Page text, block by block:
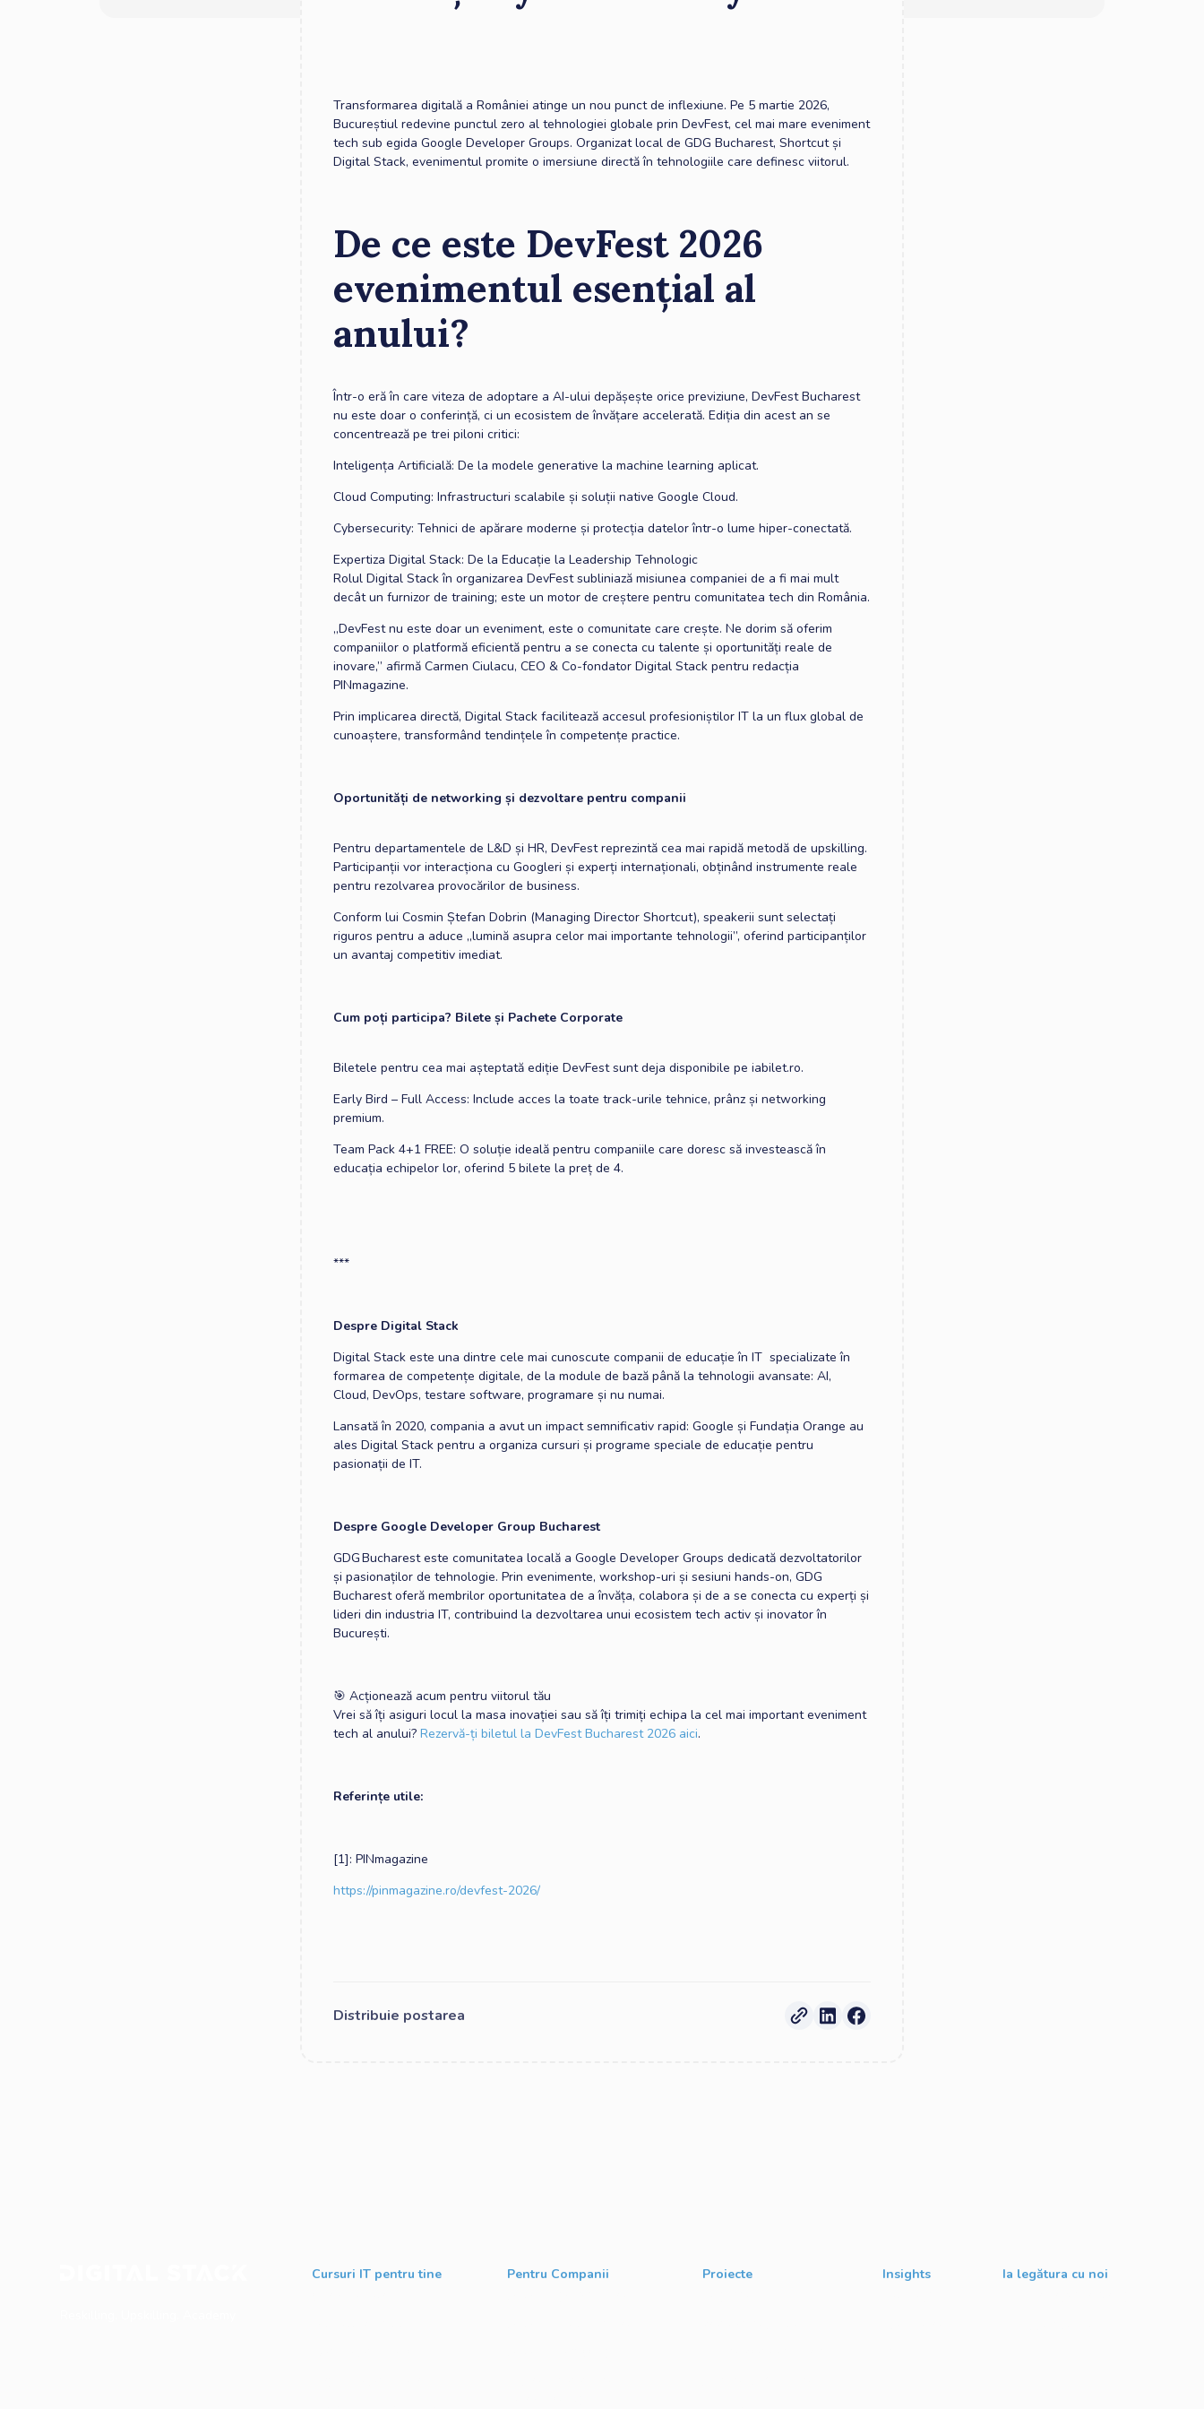
Transformarea digitală a României atinge un nou punct de inflexiune. Pe 5 martie 2026,
Bucureștiul redevine punctul zero al tehnologiei globale prin DevFest, cel mai mare eveniment
tech sub egida Google Developer Groups. Organizat local de GDG Bucharest, Shortcut și
Digital Stack, evenimentul promite o imersiune directă în tehnologiile care definesc viitorul.
De ce este DevFest 2026
evenimentul esențial al
anului?
Într-o eră în care viteza de adoptare a AI-ului depășește orice previziune, DevFest Bucharest
nu este doar o conferință, ci un ecosistem de învățare accelerată. Ediția din acest an se
concentrează pe trei piloni critici:
Inteligența Artificială: De la modele generative la machine learning aplicat.
Cloud Computing: Infrastructuri scalabile și soluții native Google Cloud.
Cybersecurity: Tehnici de apărare moderne și protecția datelor într-o lume hiper-conectată.
Expertiza Digital Stack: De la Educație la Leadership Tehnologic
Rolul Digital Stack în organizarea DevFest subliniază misiunea companiei de a fi mai mult
decât un furnizor de training; este un motor de creștere pentru comunitatea tech din România.
„DevFest nu este doar un eveniment, este o comunitate care crește. Ne dorim să oferim
companiilor o platformă eficientă pentru a se conecta cu talente și oportunități reale de
inovare,” afirmă Carmen Ciulacu, CEO & Co-fondator Digital Stack pentru redacția
PINmagazine.
Prin implicarea directă, Digital Stack facilitează accesul profesioniștilor IT la un flux global de
cunoaștere, transformând tendințele în competențe practice.
Oportunități de networking și dezvoltare pentru companii
Pentru departamentele de L&D și HR, DevFest reprezintă cea mai rapidă metodă de upskilling.
Participanții vor interacționa cu Googleri și experți internaționali, obținând instrumente reale
pentru rezolvarea provocărilor de business.
Conform lui Cosmin Ștefan Dobrin (Managing Director Shortcut), speakerii sunt selectați
riguros pentru a aduce „lumină asupra celor mai importante tehnologii”, oferind participanților
un avantaj competitiv imediat.
Cum poți participa? Bilete și Pachete Corporate
Biletele pentru cea mai așteptată ediție DevFest sunt deja disponibile pe iabilet.ro.
Early Bird – Full Access: Include acces la toate track-urile tehnice, prânz și networking
premium.
Team Pack 4+1 FREE: O soluție ideală pentru companiile care doresc să investească în
educația echipelor lor, oferind 5 bilete la preț de 4.
***
Despre Digital Stack
Digital Stack este una dintre cele mai cunoscute companii de educație în IT specializate în
formarea de competențe digitale, de la module de bază până la tehnologii avansate: AI,
Cloud, DevOps, testare software, programare și nu numai.
Lansată în 2020, compania a avut un impact semnificativ rapid: Google și Fundația Orange au
ales Digital Stack pentru a organiza cursuri și programe speciale de educație pentru
pasionații de IT.
Despre Google Developer Group Bucharest
GDG Bucharest este comunitatea locală a Google Developer Groups dedicată dezvoltatorilor
și pasionaților de tehnologie. Prin evenimente, workshop-uri și sesiuni hands-on, GDG
Bucharest oferă membrilor oportunitatea de a învăța, colabora și de a se conecta cu experți și
lideri din industria IT, contribuind la dezvoltarea unui ecosistem tech activ și inovator în
București.
🎯 Acționează acum pentru viitorul tău
Vrei să îți asiguri locul la masa inovației sau să îți trimiți echipa la cel mai important eveniment
tech al anului?Rezervă-ți biletul la DevFest Bucharest 2026 aici.
Referințe utile:
[1]: PINmagazine
https://pinmagazine.ro/devfest-2026/
Distribuie postarea
Cursuri IT pentru tine
Pentru Companii
Proiecte
Insights
Ia legătura cu noi